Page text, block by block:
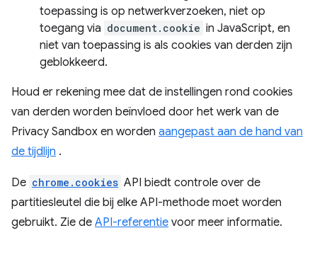
toepassing is op netwerkverzoeken, niet op
toegang via document.cookie in JavaScript, en
niet van toepassing is als cookies van derden zijn
geblokkeerd.
Houd er rekening mee dat de instellingen rond cookies
van derden worden beïnvloed door het werk van de
Privacy Sandbox en worden aangepast aan de hand van
de tijdlijn .
De chrome.cookies API biedt controle over de
partitiesleutel die bij elke API-methode moet worden
gebruikt. Zie de API-referentie voor meer informatie.